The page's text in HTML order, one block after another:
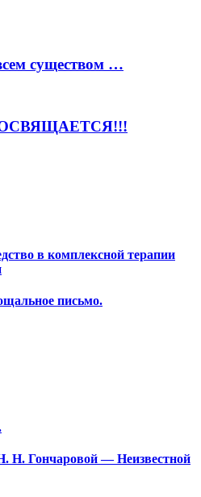
существом …
в комплексной терапии
письмо.
Гончаровой — Неизвестной